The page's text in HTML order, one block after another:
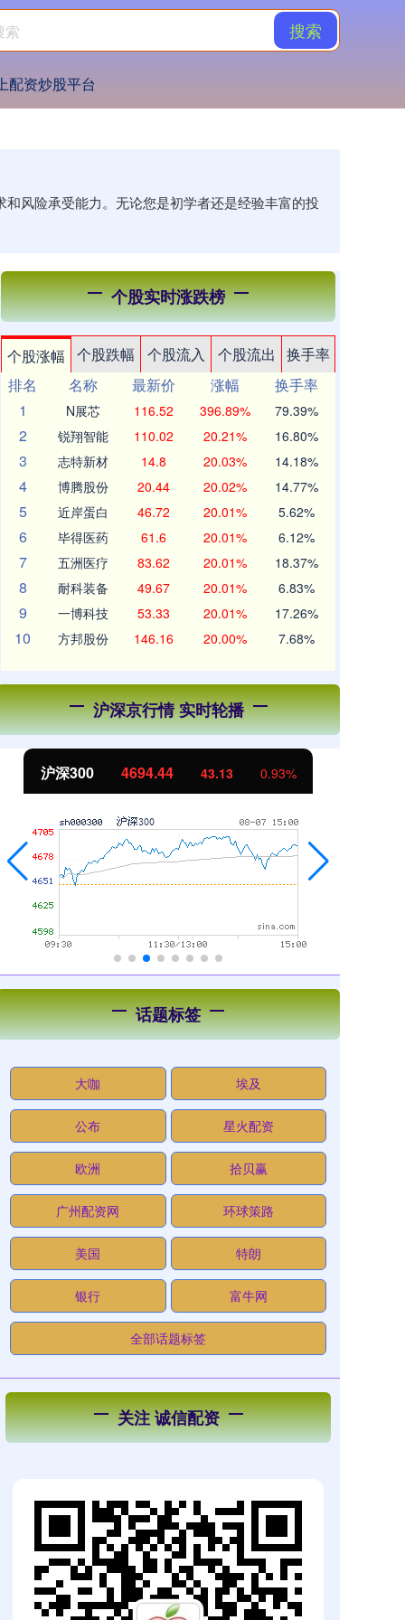
搜索
配资炒股平台
风险承受能力。无论您是初学者还是经验丰富的投
个股实时涨跌榜
个股涨幅 个股跌幅 个股流入 个股流出
换手率
排名
名称 最新价 涨幅
换手率
1
N展芯 116.52 396.89% 79.39%
2 锐翔智能 110.02 20.21% 16.80%
3 志特新材 14.8 20.03% 14.18%
4 博腾股份 20.44 20.02% 14.77%
5 近岸蛋白 46.72 20.01% 5.62%
6 毕得医药 61.6 20.01% 6.12%
7 五洲医疗 83.62 20.01% 18.37%
8 耐科装备 49.67 20.01% 6.83%
9 一博科技 53.33 20.01% 17.26%
10 方邦股份 146.16 20.00% 7.68%
沪深京行情 实时轮播
沪深300 4694.44 43.13 0.93%
话题标签
大咖 埃及
公布 星火配资
欧洲 拾贝赢
广州配资网 环球策路
美国 特朗
银行 富牛网
全部话题标签
关注 诚信配资